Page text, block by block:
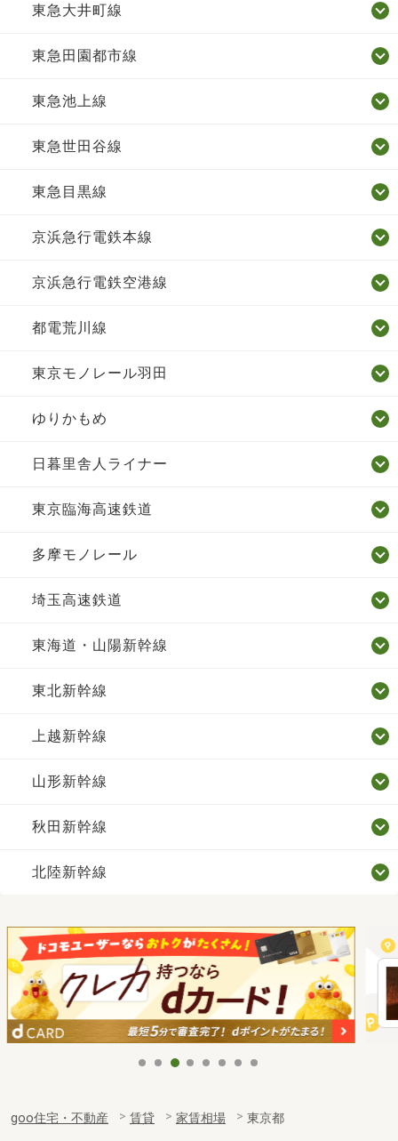
東急大井町線
東急田園都市線
東急池上線
東急世田谷線
東急目黒線
京浜急行電鉄本線
京浜急行電鉄空港線
都電荒川線
東京モノレール羽田
ゆりかもめ
日暮里舎人ライナー
東京臨海高速鉄道
多摩モノレール
埼玉高速鉄道
東海道・山陽新幹線
東北新幹線
上越新幹線
山形新幹線
秋田新幹線
北陸新幹線
goo住宅・不動産 賃貸 家賃相場 東京都